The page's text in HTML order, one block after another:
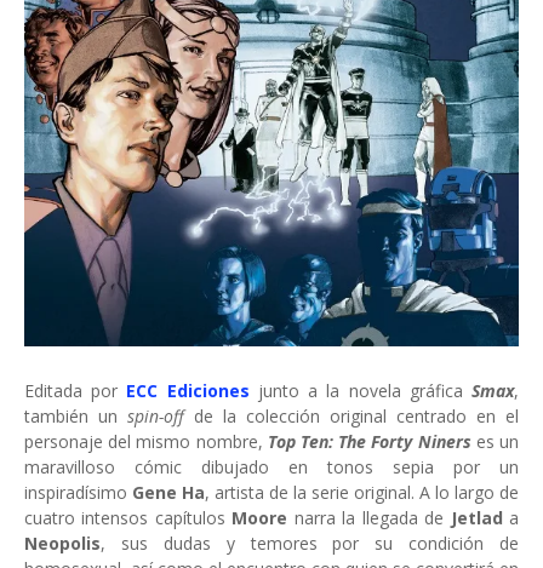
Editada por ECC Ediciones junto a la novela gráficaSmax,
también un spin-off de la colección original centrado en el
personaje del mismo nombre, Top Ten: The Forty Niners es un
maravilloso cómic dibujado en tonos sepia por un
inspiradísimo Gene Ha, artista de la serie original. A lo largo de
cuatro intensos capítulos Moore narra la llegada de Jetlad a
Neopolis, sus dudas y temores por su condición de